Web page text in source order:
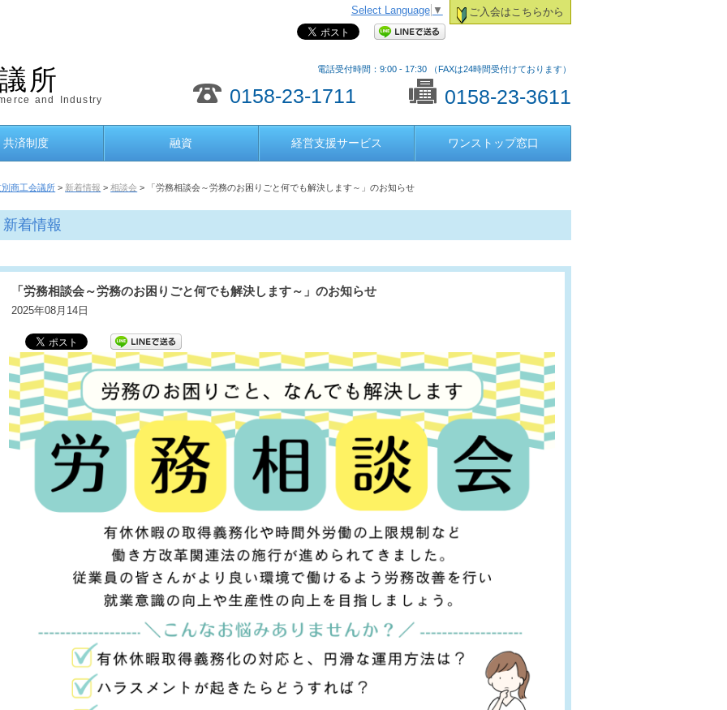
ご入会はこちらから
Select Language ▼
所
and Industry
電話受付時間：9:00 - 17:30 （FAXは24時間受付けております）
0158-23-1711 0158-23-3611
共済制度 融資 経営支援サービス ワンストップ窓口
別商工会議所 > 新着情報 >相談会 > 「労務相談会～労務のお困りごと何でも解決します～」のお知らせ
新着情報
「労務相談会～労務のお困りごと何でも解決します～」のお知らせ
2025年08月14日